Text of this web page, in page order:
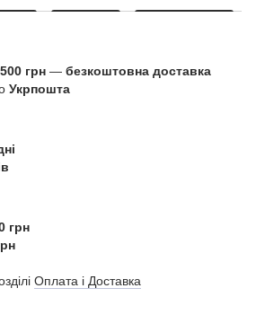
грн — безкоштовна доставка
Укрпошта
грн
Оплата і Доставка